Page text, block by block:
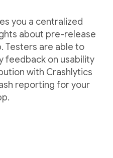
you a centralized
about pre-release
Testers are able to
feedback on usability
with Crashlytics
reporting for your